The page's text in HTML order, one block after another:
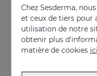
10.95 €
Chez Sesderma,
et ceux de tiers pour
utilisation de notre
obtenir plus
matière de cookies